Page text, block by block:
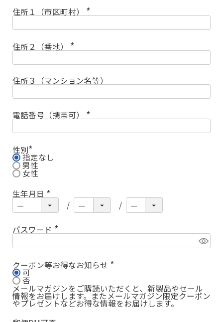
)
住所１（市区町村）
(
必
住所２（番地）
(
必
)
住所３（マンション名等）
電話番号（携帯可）
(
必
性別
(
必
須
)
指定なし
男性
女性
生年月日
(
必
)
パスワード
(
)
クーポン等お得なお知らせ
須
)
可
否
メールマガジンをご購読いただくと、新製品やセール
情報をお届けします。またメールマガジン限定クーポン
やプレゼントなどお得な情報をお届けします。